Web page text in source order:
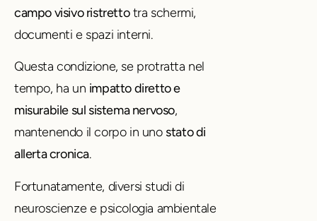
campo visivo ristrettotra schermi,
documenti e spazi interni.
Questa condizione, se protratta nel
tempo, ha un impatto diretto e
misurabile sul sistema nervoso,
mantenendo il corpo in uno stato di
allerta cronica.
Fortunatamente, diversi studi di
neuroscienze e psicologia ambientale